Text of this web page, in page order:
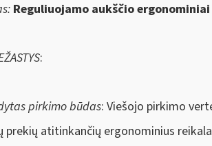
Reguliuojamo aukščio
:
pirkimo būdas: Viešojo pirkimo
prekių atitinkančių ergonominius